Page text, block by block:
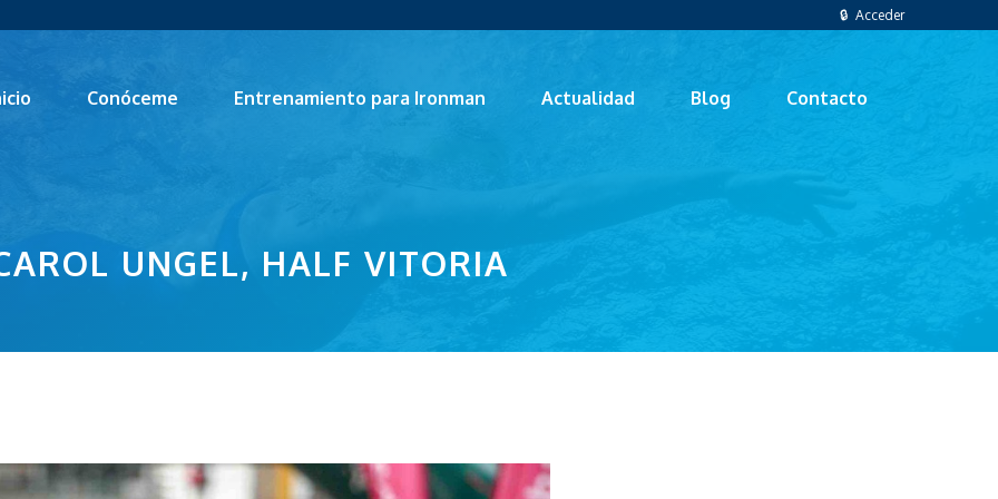
🔒 Acceder
Conóceme Entrenamiento para Ironman Actualidad Blog Contacto
UNGEL, HALF VITORIA